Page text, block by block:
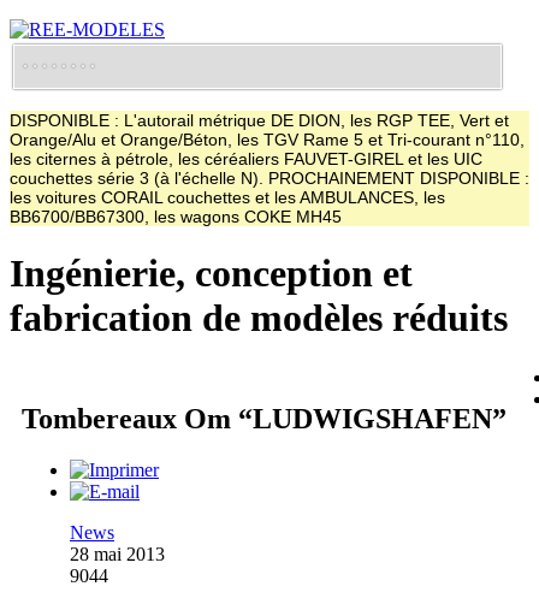
DISPONIBLE : L'autorail métrique DE DION, les RGP TEE, Vert et
Orange/Alu et Orange/Béton, les TGV Rame 5 et Tri-courant n°110,
les citernes à pétrole, les céréaliers FAUVET-GIREL et les UIC
couchettes série 3 (à l'échelle N). PROCHAINEMENT DISPONIBLE :
les voitures CORAIL couchettes et les AMBULANCES, les
BB6700/BB67300, les wagons COKE MH45
Ingénierie, conception et
fabrication de modèles réduits
Tombereaux Om “LUDWIGSHAFEN”
News
28 mai 2013
9044